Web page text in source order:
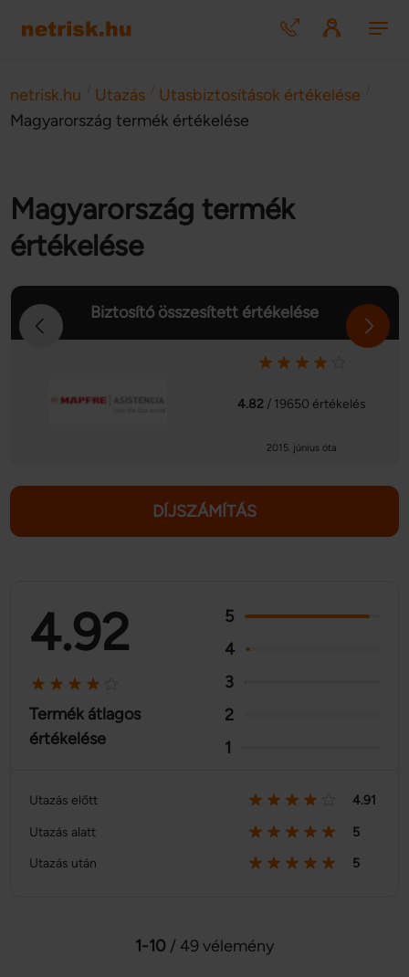
netrisk.hu Utazás Utasbiztosítások értékelése
Magyarország termék értékelése
Magyarország termék
értékelése
Biztosító összesített értékelése
4.82 / 19650 értékelés
2015. június óta
DÍJSZÁMÍTÁS
4.92
Termék átlagos
értékelése
5
4
3
2
1
Utazás előtt 4.91
Utazás alatt
5
Utazás után
5
1-10 / 49 vélemény